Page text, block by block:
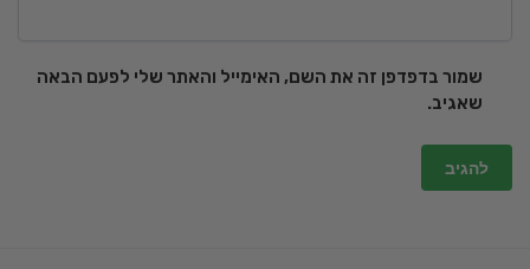
שמור בדפדפן זה את השם, האימייל והאתר שלי לפעם הבאה
שאגיב.